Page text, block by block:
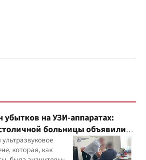
убытков на УЗИ-аппаратах:
больницы объявили
которая, как